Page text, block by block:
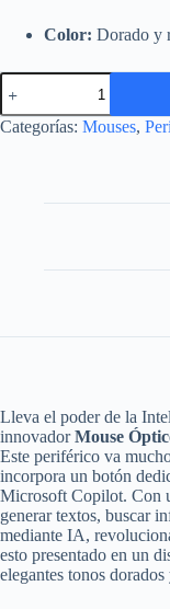
Color: Dorado y
Mouse
Genius
NX-
7125
Categorías: Mouses,
Lleva el poder de la
innovadorMouse
Este periférico va
incorpora un botón
Microsoft Copilot. Con
generar textos, buscar
mediante IA,
esto presentado en un
elegantes tonos